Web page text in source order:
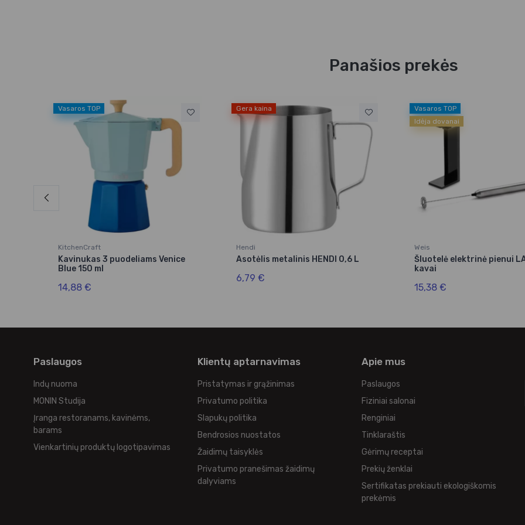
Panašios prekės
Vasaros TOP
KitchenCraft
Kavinukas 3 puodeliams Venice
Blue 150 ml
14,88 €
Gera kaina
Hendi
Asotėlis metalinis HENDI 0,6 L
6,79 €
Vasaros TOP
Idėja dovanai
Weis
Šluotelė elektrinė pienui
kavai
15,38 €
Paslaugos
Indų nuoma
MONIN Studija
Įranga restoranams, kavinėms,
barams
Vienkartinių produktų logotipavimas
Klientų aptarnavimas
Pristatymas ir grąžinimas
Privatumo politika
Slapukų politika
Bendrosios nuostatos
Žaidimų taisyklės
Privatumo pranešimas žaidimų
dalyviams
Apie mus
Paslaugos
Fiziniai salonai
Renginiai
Tinklaraštis
Gėrimų receptai
Prekių ženklai
Sertifikatas prekiauti ekologiškomis
prekėmis